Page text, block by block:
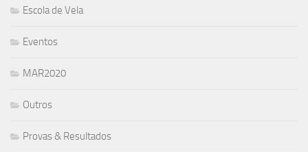
Escola de Vela
Eventos
MAR2020
Outros
Provas & Resultados